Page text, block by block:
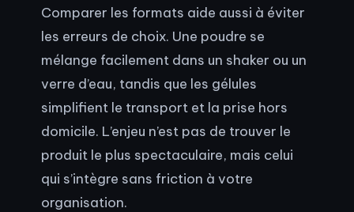
Comparer les formats aide aussi à éviter
les erreurs de choix. Une poudre se
mélange facilement dans un shaker ou un
verre d’eau, tandis que les gélules
simplifient le transport et la prise hors
domicile. L’enjeu n’est pas de trouver le
produit le plus spectaculaire, mais celui
qui s’intègre sans friction à votre
organisation.